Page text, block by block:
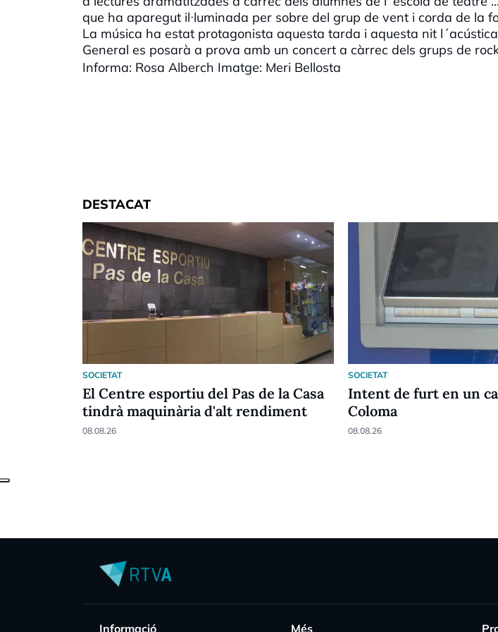
que ha aparegut il·luminada per sobre del grup de vent i corda de la
La música ha estat protagonista aquesta tarda i aquesta nit
General es posarà a prova amb un concert a càrrec dels grups de
Informa: Rosa Alberch Imatge: Meri Bellosta
DESTACAT
SOCIETAT
El Centre esportiu del Pas de la Casa
tindrà maquinària d'alt rendiment
08.08.26
SOCIETAT
Intent de furt en un
Coloma
08.08.26
Informació Més